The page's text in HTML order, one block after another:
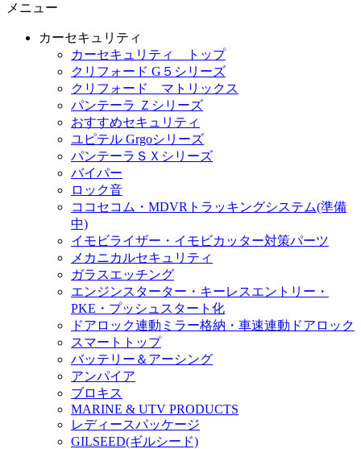
メニュー
カーセキュリティ
カーセキュリティ トップ
クリフォード G５シリーズ
クリフォード マトリックス
パンテーラ Ｚシリーズ
おすすめセキュリティ
ユピテル Grgoシリーズ
パンテーラＳＸシリーズ
バイパー
ロック音
ココセコム・MDVRトラッキングシステム(準備
中)
イモビライザー・イモビカッター対策パーツ
メカニカルセキュリティ
ガラスエッチング
エンジンスターター・キーレスエントリー・
PKE・プッシュスタート化
ドアロック連動ミラー格納・車速連動ドアロック
スマートトップ
バッテリー＆アーシング
アンパイア
ブロキス
MARINE & UTV PRODUCTS
レディースパッケージ
GILSEED(ギルシード)